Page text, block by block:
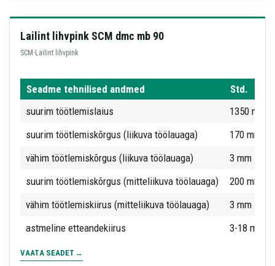
Lailint lihvpink SCM dmc mb 90
SCM ·Lailint lihvpink
Seadme tehnilised andmed
Std.
suurim töötlemislaius
1350 mm
suurim töötlemiskõrgus (liikuva töölauaga)
170 mm
vähim töötlemiskõrgus (liikuva töölauaga)
3 mm
suurim töötlemiskõrgus (mitteliikuva töölauaga)
200 mm
vähim töötlemiskiirus (mitteliikuva töölauaga)
3 mm
astmeline etteandekiirus
3-18 m/min
VAATA SEADET